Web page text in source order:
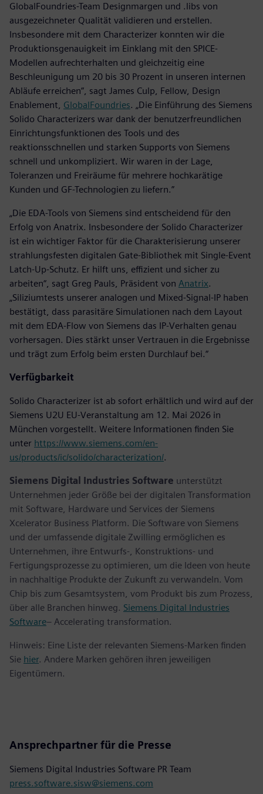
GlobalFoundries-Team Designmargen und .libs von
ausgezeichneter Qualität validieren und erstellen.
Insbesondere mit dem Characterizer konnten wir die
Produktionsgenauigkeit im Einklang mit den SPICE-
Modellen aufrechterhalten und gleichzeitig eine
Beschleunigung um 20 bis 30 Prozent in unseren internen
Abläufe erreichen”, sagt James Culp, Fellow, Design
Enablement, GlobalFoundries. „Die Einführung des Siemens
Solido Characterizers war dank der benutzerfreundlichen
Einrichtungsfunktionen des Tools und des
reaktionsschnellen und starken Supports von Siemens
schnell und unkompliziert. Wir waren in der Lage,
Toleranzen und Freiräume für mehrere hochkarätige
Kunden und GF-Technologien zu liefern.”
„Die EDA-Tools von Siemens sind entscheidend für den
Erfolg von Anatrix. Insbesondere der Solido Characterizer
ist ein wichtiger Faktor für die Charakterisierung unserer
strahlungsfesten digitalen Gate-Bibliothek mit Single-Event
Latch-Up-Schutz. Er hilft uns, effizient und sicher zu
arbeiten“, sagt Greg Pauls, Präsident von Anatrix.
„Siliziumtests unserer analogen und Mixed-Signal-IP haben
bestätigt, dass parasitäre Simulationen nach dem Layout
mit dem EDA-Flow von Siemens das IP-Verhalten genau
vorhersagen. Dies stärkt unser Vertrauen in die Ergebnisse
und trägt zum Erfolg beim ersten Durchlauf bei.“
Verfügbarkeit
Solido Characterizer ist ab sofort erhältlich und wird auf der
Siemens U2U EU-Veranstaltung am 12. Mai 2026 in
München vorgestellt. Weitere Informationen finden Sie
unter https://www.siemens.com/en-
us/products/ic/solido/characterization/.
Siemens Digital Industries Software unterstützt
Unternehmen jeder Größe bei der digitalen Transformation
mit Software, Hardware und Services der Siemens
Xcelerator Business Platform. Die Software von Siemens
und der umfassende digitale Zwilling ermöglichen es
Unternehmen, ihre Entwurfs-, Konstruktions- und
Fertigungsprozesse zu optimieren, um die Ideen von heute
in nachhaltige Produkte der Zukunft zu verwandeln. Vom
Chip bis zum Gesamtsystem, vom Produkt bis zum Prozess,
über alle Branchen hinweg. Siemens Digital Industries
Software– Accelerating transformation.
Hinweis: Eine Liste der relevanten Siemens-Marken finden
Sie hier. Andere Marken gehören ihren jeweiligen
Eigentümern.
Ansprechpartner für die Presse
Siemens Digital Industries Software PR Team
press.software.sisw@siemens.com